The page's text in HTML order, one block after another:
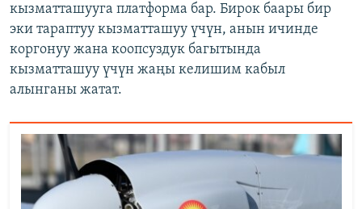
кызматташууга платформа бар. Бирок баары бир
эки тараптуу кызматташуу үчүн, анын ичинде
коргонуу жана коопсуздук багытында
кызматташуу үчүн жаңы келишим кабыл
алынганы жатат.